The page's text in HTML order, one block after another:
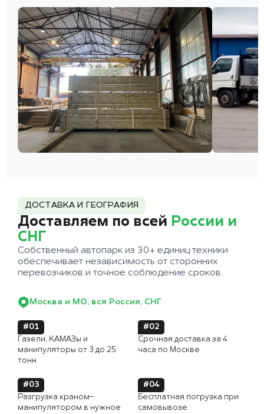
ДОСТАВКА И ГЕОГРАФИЯ
Доставляем по всей России и
СНГ
Собственный автопарк из 30+ единиц техники
обеспечивает независимость от сторонних
перевозчиков и точное соблюдение сроков
Москва и МО, вся Россия, СНГ
#01
Газели, КАМАЗы и
манипуляторы от 3 до 25
тонн
#02
Срочная доставка за 4
часа по Москве
#03
Разгрузка краном-
манипулятором в нужное
#04
Бесплатная погрузка при
самовывозе